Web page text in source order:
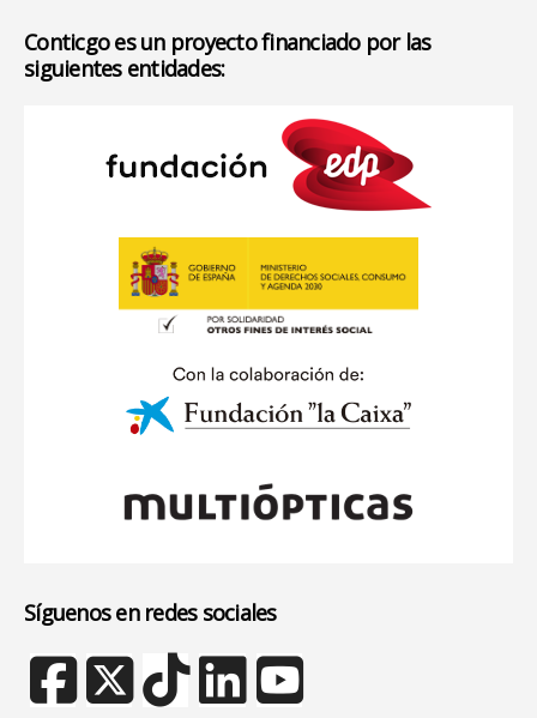
Conticgo es un proyecto financiado por las
siguientes entidades:
Síguenos en redes sociales